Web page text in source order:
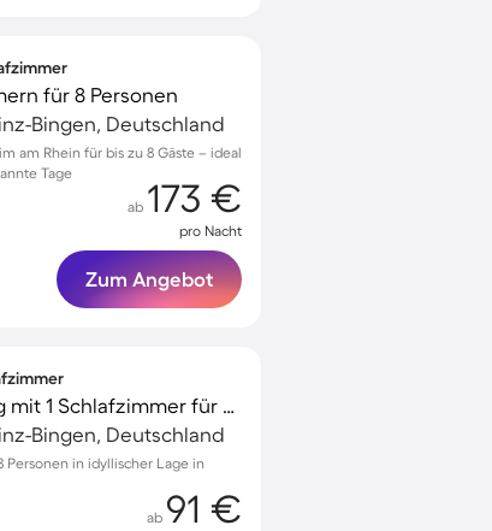
für 8 Personen
Bingen, Deutschland
am Rhein für bis zu 8 Gäste – ideal
Tage
ab 173 €
pro Nacht
Zum Angebot
Charmante Ferienwohnung mit 1 Schlafzimmer für 8 Personen
Bingen, Deutschland
in idyllischer Lage in
ab 91 €